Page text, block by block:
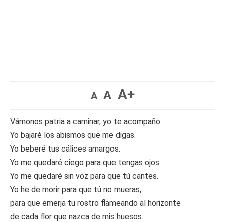
A A A+
Vámonos patria a caminar, yo te acompaño.
Yo bajaré los abismos que me digas.
Yo beberé tus cálices amargos.
Yo me quedaré ciego para que tengas ojos.
Yo me quedaré sin voz para que tú cantes.
Yo he de morir para que tú no mueras,
para que emerja tu rostro flameando al horizonte
de cada flor que nazca de mis huesos.